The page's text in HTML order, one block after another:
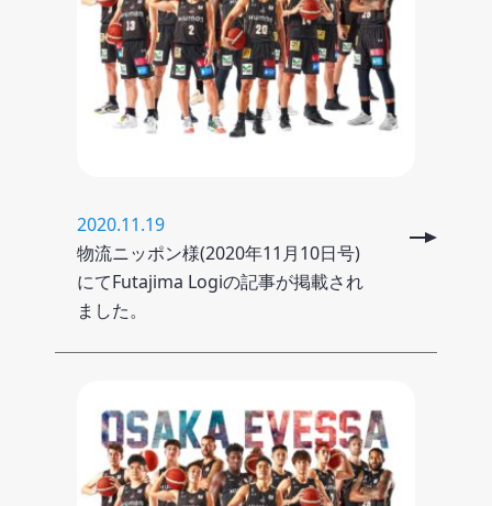
2020.11.19
物流ニッポン様(2020年11月10日号)
にてFutajima Logiの記事が掲載され
ました。